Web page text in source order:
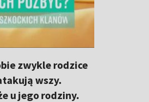
zwykle rodzice
wszy.
u jego rodziny.